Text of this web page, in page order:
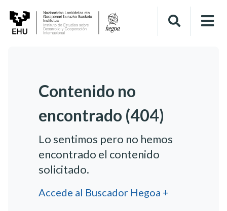
Contenido no
encontrado (404)
Lo sentimos pero no hemos
encontrado el contenido
solicitado.
Accede al Buscador Hegoa +